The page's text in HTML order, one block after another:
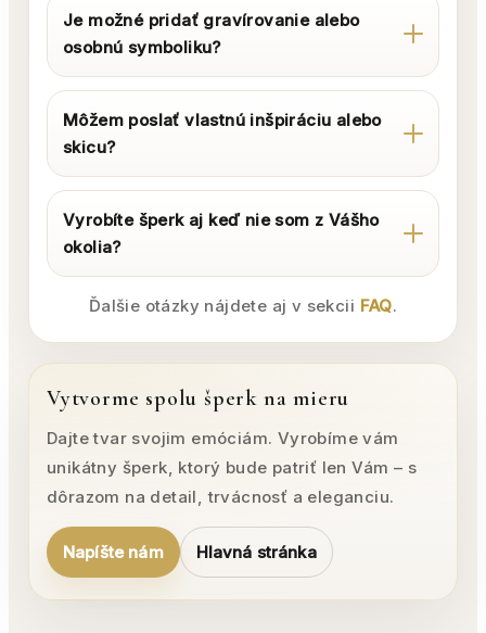
Je možné pridať gravírovanie alebo
osobnú symboliku?
Môžem poslať vlastnú inšpiráciu alebo
skicu?
Vyrobíte šperk aj keď nie som z Vášho
okolia?
Ďalšie otázky nájdete aj v sekcii FAQ.
Vytvorme spolu šperk na mieru
Dajte tvar svojim emóciám. Vyrobíme vám
unikátny šperk, ktorý bude patriť len Vám – s
dôrazom na detail, trvácnosť a eleganciu.
Napíšte nám Hlavná stránka